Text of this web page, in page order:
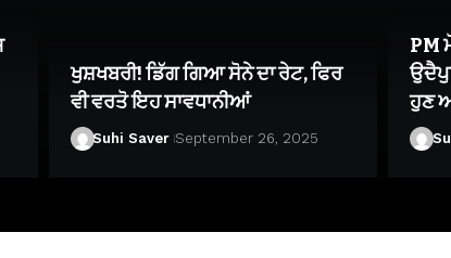
ਖੁਸ਼ਖਬਰੀ! ਡਿੱਗ ਗਿਆ ਸੋਨੇ ਦਾ ਰੇਟ, ਫਿਰ
ਵੀ ਵਰਤੋ ਇਹ ਸਾਵਧਾਨੀਆਂ
Suhi Saver September 26, 2025
PM
ਹੁਣ